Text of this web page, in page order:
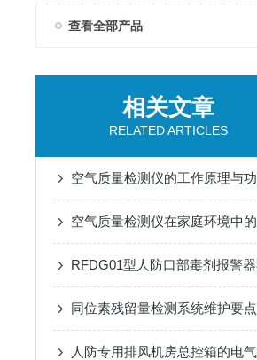
查看全部产品
相关文章
RELATED ARTICLES
同位素残留量检测系统维护要点